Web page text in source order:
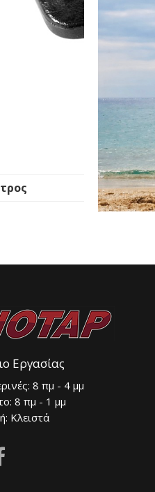
Εργασίας
8 πμ - 4 μμ
8 πμ - 1 μμ
Κλειστά